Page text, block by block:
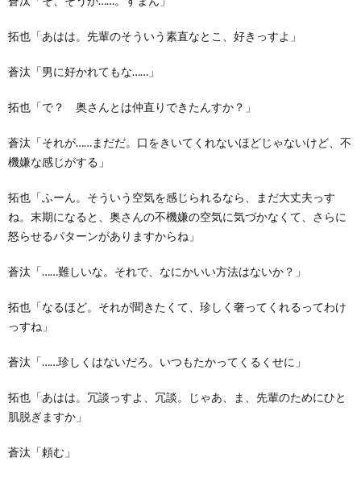
拓也「あはは。先輩のそういう素直なとこ、好きっすよ」
蒼汰「男に好かれてもな……」
拓也「で？ 奥さんとは仲直りできたんすか？」
蒼汰「それが……まだだ。口をきいてくれないほどじゃないけど、不
機嫌な感じがする」
拓也「ふーん。そういう空気を感じられるなら、まだ大丈夫っす
ね。末期になると、奥さんの不機嫌の空気に気づかなくて、さらに
怒らせるパターンがありますからね」
蒼汰「……難しいな。それで、なにかいい方法はないか？」
拓也「なるほど。それが聞きたくて、珍しく奢ってくれるってわけ
っすね」
蒼汰「……珍しくはないだろ。いつもたかってくるくせに」
拓也「あはは。冗談っすよ、冗談。じゃあ、ま、先輩のためにひと
肌脱ぎますか」
蒼汰「頼む」